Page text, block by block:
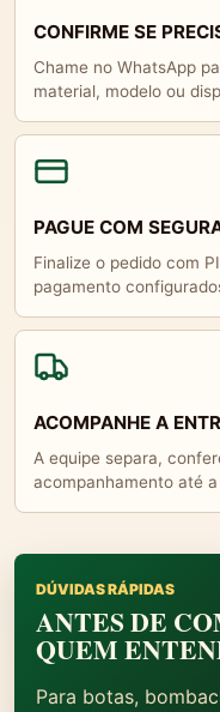
CONFIRME SE
Chame no WhatsApp
material, modelo ou
PAGUE COM
Finalize o pedido com
pagamento
ACOMPANHE A
A equipe separa,
acompanhamento até
DÚVIDAS RÁPIDAS
ANTES DE
QUEM
Para botas,